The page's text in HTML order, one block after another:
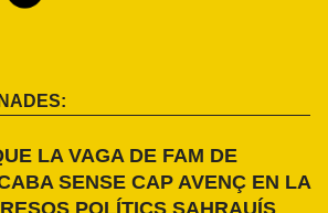
LA VAGA DE FAM DE
SENSE CAP AVENÇ EN LA
POLÍTICS SAHRAUÍS